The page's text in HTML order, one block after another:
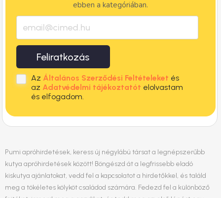
ebben a kategóriában.
Feliratkozás
Az Általános Szerződési Feltételeket és
az Adatvédelmi tájékoztatót elolvastam
és elfogadom.
Pumi apróhirdetések, keress új négylábú társat a legnépszerűbb
kutya apróhirdetések között! Böngészd át a legfrissebb eladó
kiskutya ajánlatokat, vedd fel a kapcsolatot a hirdetőkkel, és találd
meg a tökéletes kölyköt családod számára. Fedezd fel a különböző